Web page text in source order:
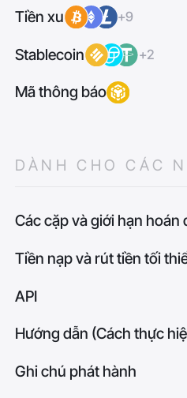
Tiền xu +9
Stablecoin +2
Mã thông báo
DÀNH CHO CÁC
Các cặp và giới hạn hoán
Tiền nạp và rút tiền tối
API
Hướng dẫn (Cách thực
Ghi chú phát hành